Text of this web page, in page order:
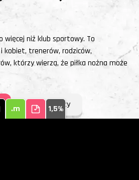
.m 1,5%
więcej niż klub sportowy. To
kobiet, trenerów, rodziców,
którzy wierzą, że piłka nożna może
Nasi Partnerzy